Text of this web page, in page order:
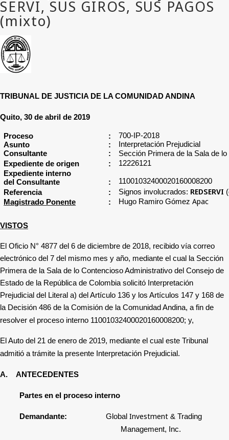
TRIBUNAL DE JUSTICIA DE LA COMUNIDAD ANDINA
Quito, 30 de abril de 2019
Proceso :
700-IP-2018
Asunto
:
Interpretación Prejudicial
Consultante
:
Sección Primera de la Sala de
Expediente de origen
:
12226121
Expediente interno
del Consultante
:
11001032400020160008200
Referencia
: Signos involucrados: REDSERVI
Magistrado Ponente
: Hugo Ramiro GómezApac
VISTOS
El Oficio N° 4877 del 6 de diciembre de 2018, recibido vía correo
electrónico del 7 del mismo mes y año, mediante el cual la Sección
Primera de la Sala de lo Contencioso Administrativo del Consejo de
Estado de la República de Colombia solicitó Interpretación
Prejudicial del Literal a) del Artículo 136 y los Artículos 147 y 168 de
la Decisión 486 de la Comisión de la Comunidad Andina, a fin de
resolver el proceso interno 11001032400020160008200; y,
El Auto del 21 de enero de 2019, mediante el cual este Tribunal
admitió a trámite la presente Interpretación Prejudicial.
A. ANTECEDENTES
Partes en el proceso interno
Demandante: Global Investment& Trading
Management, Inc.